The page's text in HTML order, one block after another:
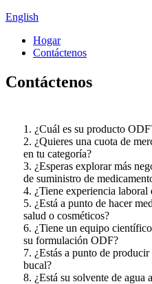
English
Hogar
Contáctenos
Contáctenos
1. ¿Cuál es su producto
2. ¿Quieres una cuota de
en tu categoría?
3. ¿Esperas explorar más
de suministro de
4. ¿Tiene experiencia
5. ¿Está a punto de hacer
salud o cosméticos?
6. ¿Tiene un equipo
su formulación ODF?
7. ¿Estás a punto de
bucal?
8. ¿Está su solvente de agua